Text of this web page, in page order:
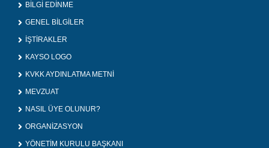
BİLGİ EDİNME
GENEL BİLGİLER
İŞTİRAKLER
KAYSO LOGO
KVKK AYDINLATMA METNİ
MEVZUAT
NASIL ÜYE OLUNUR?
ORGANİZASYON
YÖNETİM KURULU BAŞKANI